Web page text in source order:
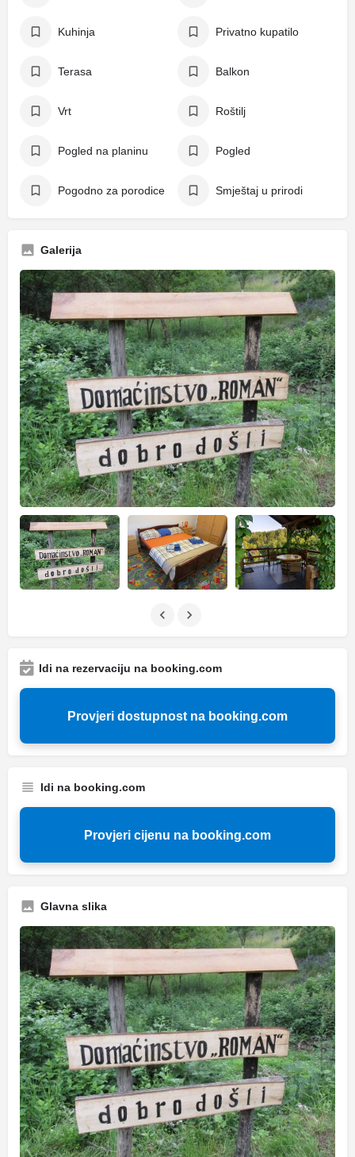
Kuhinja Privatno kupatilo
Terasa Balkon
Vrt Roštilj
Pogled na planinu Pogled
Pogodno za porodice Smještaj u prirodi
Galerija
Idi na rezervaciju na booking.com
Provjeri dostupnost na booking.com
Idi na booking.com
Provjeri cijenu na booking.com
Glavna slika